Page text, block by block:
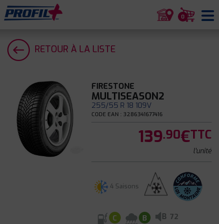
0
RETOUR À LA LISTE
FIRESTONE
MULTISEASON2
255/55 R 18 109V
CODE EAN : 3286341677416
139.90€TTC
l'unité
4 Saisons
C B B 72